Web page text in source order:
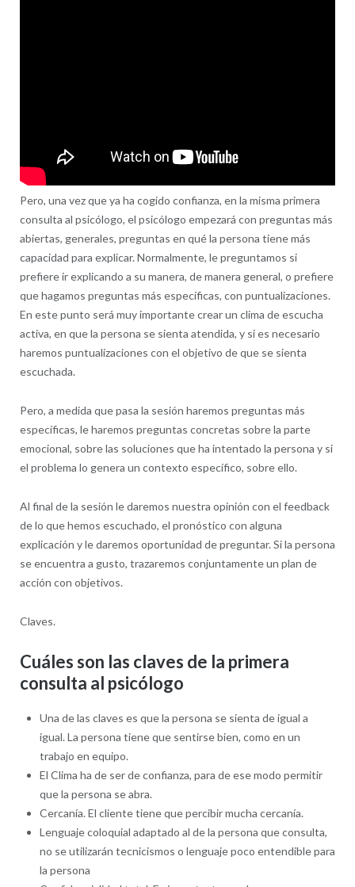
Pero, una vez que ya ha cogido confianza, en la misma primera
consulta al psicólogo, el psicólogo empezará con preguntas más
abiertas, generales, preguntas en qué la persona tiene más
capacidad para explicar. Normalmente, le preguntamos si
prefiere ir explicando a su manera, de manera general, o prefiere
que hagamos preguntas más específicas, con puntualizaciones.
En este punto será muy importante crear un clima de escucha
activa, en que la persona se sienta atendida, y si es necesario
haremos puntualizaciones con el objetivo de que se sienta
escuchada.
Pero, a medida que pasa la sesión haremos preguntas más
específicas, le haremos preguntas concretas sobre la parte
emocional, sobre las soluciones que ha intentado la persona y si
el problema lo genera un contexto específico, sobre ello.
Al final de la sesión le daremos nuestra opinión con el feedback
de lo que hemos escuchado, el pronóstico con alguna
explicación y le daremos oportunidad de preguntar. Si la persona
se encuentra a gusto, trazaremos conjuntamente un plan de
acción con objetivos.
Claves.
Cuáles son las claves de la primera
consulta al psicólogo
Una de las claves es que la persona se sienta de igual a
igual. La persona tiene que sentirse bien, como en un
trabajo en equipo.
El Clima ha de ser de confianza, para de ese modo permitir
que la persona se abra.
Cercanía. El cliente tiene que percibir mucha cercanía.
Lenguaje coloquial adaptado al de la persona que consulta,
no se utilizarán tecnicismos o lenguaje poco entendible para
la persona